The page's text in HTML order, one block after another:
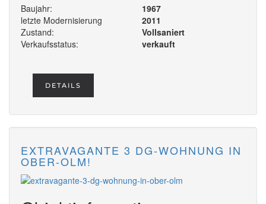
Baujahr:
1967
letzte Modernisierung
2011
Zustand:
Vollsaniert
Verkaufsstatus:
verkauft
DETAILS
EXTRAVAGANTE 3 DG-WOHNUNG IN
OBER-OLM!